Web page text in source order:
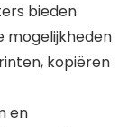
bieden
mogelijkheden
kopiëren
en